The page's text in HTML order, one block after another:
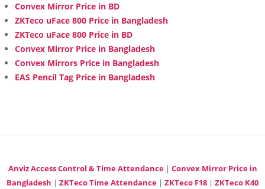
Convex Mirror Price in BD
ZKTeco uFace 800 Price in Bangladesh
ZKTeco uFace 800 Price in BD
Convex Mirror Price in Bangladesh
Convex Mirrors Price in Bangladesh
EAS Pencil Tag Price in Bangladesh
Anviz Access Control & Time Attendance| Convex Mirror Price in
Bangladesh | ZKTeco Time Attendance | ZKTeco F18 | ZKTeco K40